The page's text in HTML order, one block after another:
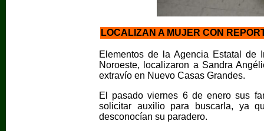
LOCALIZAN A MUJER CON
Elementos de la Agencia Estatal de
Noroeste, localizaron a Sandra
extravío en Nuevo Casas Grandes.
El pasado viernes 6 de enero sus
solicitar auxilio para buscarla, ya
desconocían su paradero.